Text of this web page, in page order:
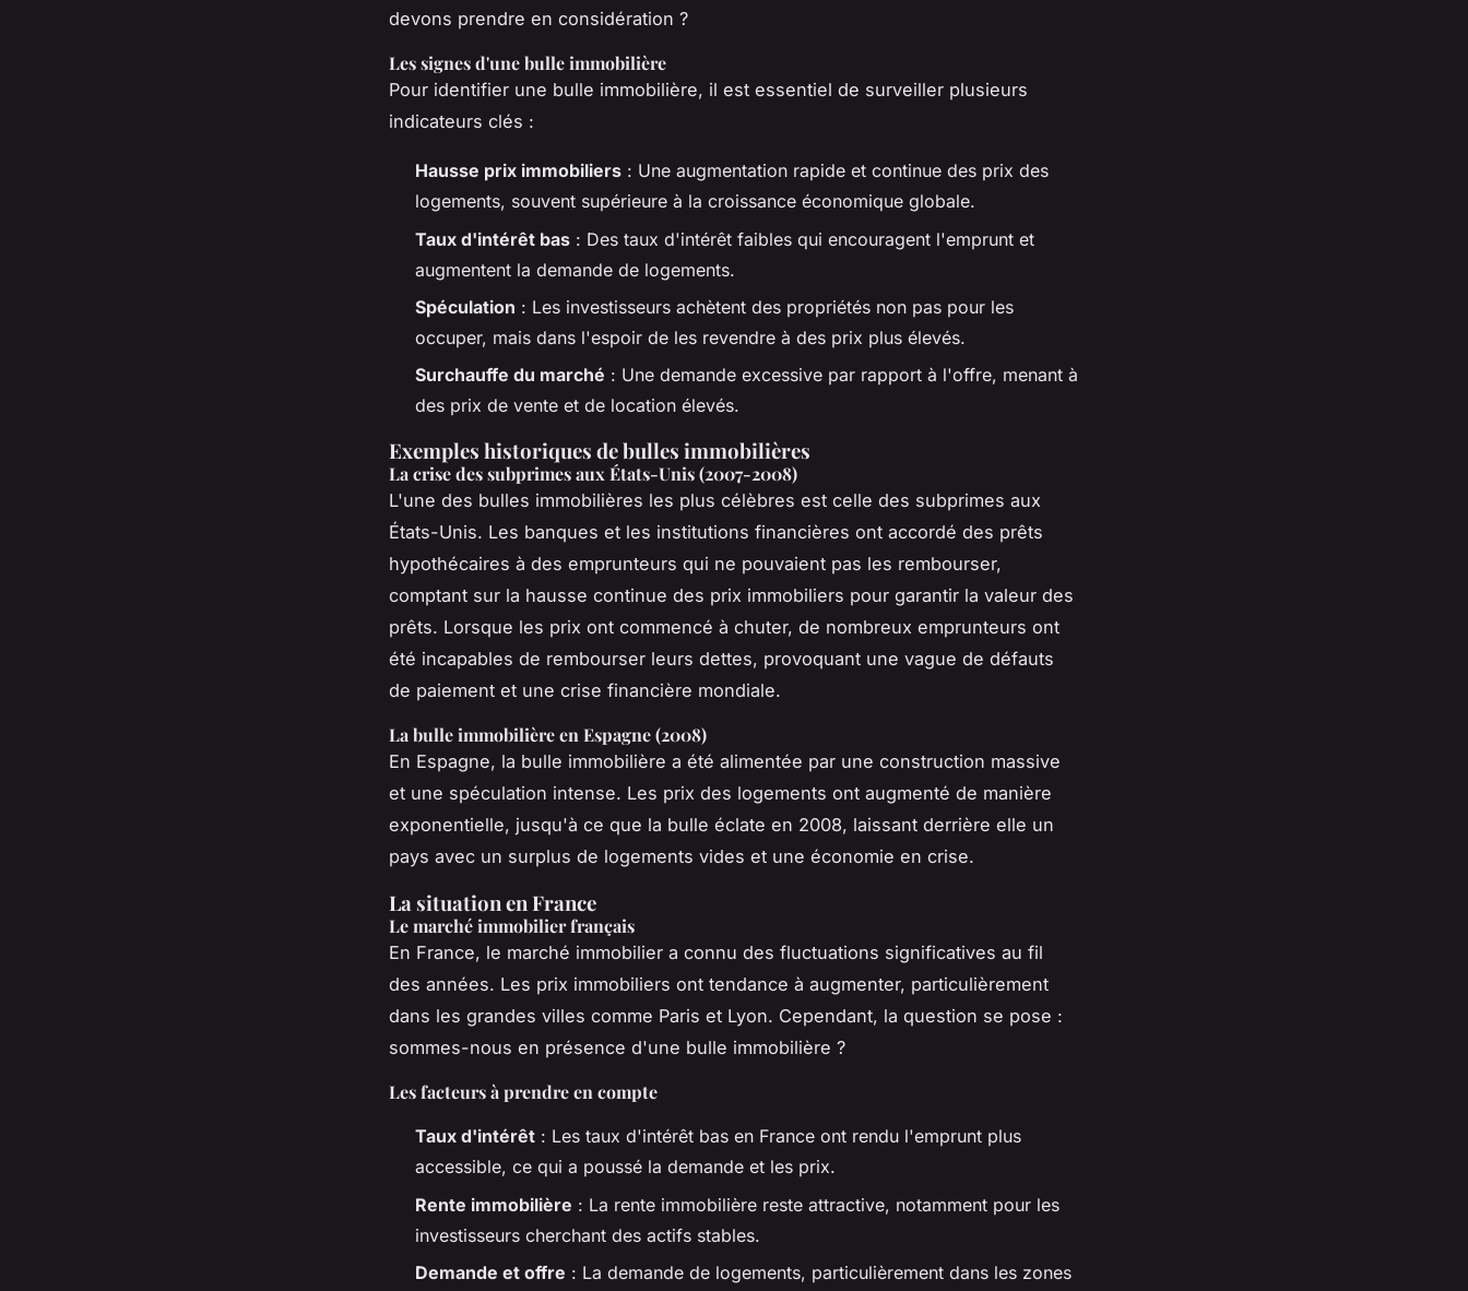
devons prendre en considération ?
Les signes d'une bulle immobilière
Pour identifier une bulle immobilière, il est essentiel de surveiller plusieurs
indicateurs clés :
Hausse prix immobiliers : Une augmentation rapide et continue des prix des
logements, souvent supérieure à la croissance économique globale.
Taux d'intérêt bas : Des taux d'intérêt faibles qui encouragent l'emprunt et
augmentent la demande de logements.
Spéculation : Les investisseurs achètent des propriétés non pas pour les
occuper, mais dans l'espoir de les revendre à des prix plus élevés.
Surchauffe du marché : Une demande excessive par rapport à l'offre, menant à
des prix de vente et de location élevés.
Exemples historiques de bulles immobilières
La crise des subprimes aux États-Unis (2007-2008)
L'une des bulles immobilières les plus célèbres est celle des subprimes aux
États-Unis. Les banques et les institutions financières ont accordé des prêts
hypothécaires à des emprunteurs qui ne pouvaient pas les rembourser,
comptant sur la hausse continue des prix immobiliers pour garantir la valeur des
prêts. Lorsque les prix ont commencé à chuter, de nombreux emprunteurs ont
été incapables de rembourser leurs dettes, provoquant une vague de défauts
de paiement et une crise financière mondiale.
La bulle immobilière en Espagne (2008)
En Espagne, la bulle immobilière a été alimentée par une construction massive
et une spéculation intense. Les prix des logements ont augmenté de manière
exponentielle, jusqu'à ce que la bulle éclate en 2008, laissant derrière elle un
pays avec un surplus de logements vides et une économie en crise.
La situation en France
Le marché immobilier français
En France, le marché immobilier a connu des fluctuations significatives au fil
des années. Les prix immobiliers ont tendance à augmenter, particulièrement
dans les grandes villes comme Paris et Lyon. Cependant, la question se pose :
sommes-nous en présence d'une bulle immobilière ?
Les facteurs à prendre en compte
Taux d'intérêt : Les taux d'intérêt bas en France ont rendu l'emprunt plus
accessible, ce qui a poussé la demande et les prix.
Rente immobilière : La rente immobilière reste attractive, notamment pour les
investisseurs cherchant des actifs stables.
Demande et offre : La demande de logements, particulièrement dans les zones